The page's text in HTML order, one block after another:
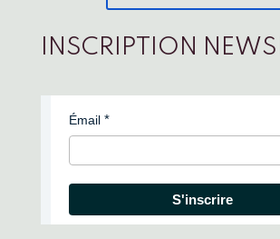
INSCRIPTION
Émail
S'inscrire